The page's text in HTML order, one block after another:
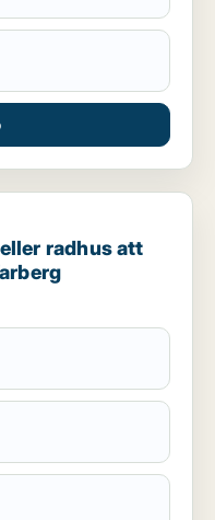
att hyra i Falkenberg
radhus att